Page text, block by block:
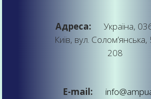
Адреса:
Україна,
Київ, вул. Солом’янська,
208
E-mail: